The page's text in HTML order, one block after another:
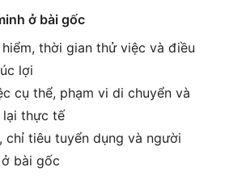
ở bài gốc
thời gian thử việc và điều
lợi
cụ thể, phạm vi di chuyển và
thực tế
chỉ tiêu tuyển dụng và người
bài gốc